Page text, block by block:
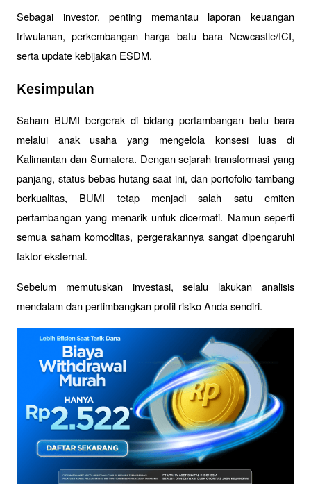
Sebagai investor, penting memantau laporan keuangan
triwulanan, perkembangan harga batu bara Newcastle/ICI,
serta update kebijakan ESDM.
Kesimpulan
Saham BUMI bergerak di bidang pertambangan batu bara
melalui anak usaha yang mengelola konsesi luas di
Kalimantan dan Sumatera. Dengan sejarah transformasi yang
panjang, status bebas hutang saat ini, dan portofolio tambang
berkualitas, BUMI tetap menjadi salah satu emiten
pertambangan yang menarik untuk dicermati. Namun seperti
semua saham komoditas, pergerakannya sangat dipengaruhi
faktor eksternal.
Sebelum memutuskan investasi, selalu lakukan analisis
mendalam dan pertimbangkan profil risiko Anda sendiri.